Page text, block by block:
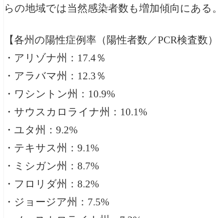
らの地域では当然感染者数も増加傾向にある
【各州の陽性症例率（陽性者数／PCR検査数
・アリゾナ州：17.4％
・アラバマ州：12.3％
・ワシントン州：10.9%
・サウスカロライナ州：10.1%
・ユタ州：9.2%
・テキサス州：9.1%
・ミシガン州：8.7%
・フロリダ州：8.2%
・ジョージア州：7.5%